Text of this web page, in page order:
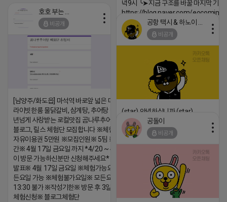
녁9시 ╰➤지금 구조를 바꿀 마지막 기회
https://blog.naver.com/eocomim/
2026-04-18 17:15
비공개
[남양주/화도읍] 마석역 바로앞 넓은 매장과, 프
라이빗한룸 물닭갈비, 삼계탕, 추어탕 맛집 10
년넘게 사랑받는 로컬맛집 곰나루추어탕에서
블로그, 릴스 체험단 모집합니다 ※체험메뉴※
자유이용권 5만원 ※모집인원※ 5팀 ※모집기
간※ 4월 17일 금요일 까지 *4/20 ~ 4/26 사
이 방문 가능하신분만 신청해주세요* ※체험단
발표※ 4월 17일 금요일 ※체험가능요일※ 모
든요일 가능 ※체험불가요일※ 모든요일 12 ~
13:30 불가 ※작성기한※ 방문 후 3일 이내 ※
체험신청※ 블로그체험단
비공개
(star) 안녕하십니까 (star)
2026-04-18 17:12
공돌이
비공개